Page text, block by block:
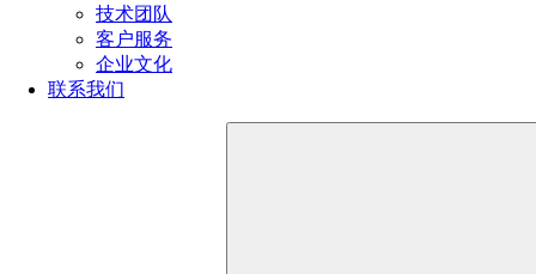
技术团队
客户服务
企业文化
联系我们